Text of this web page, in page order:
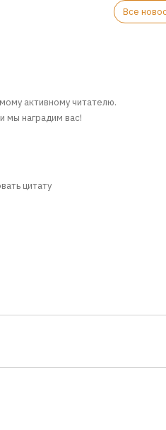
Все
активному читателю.
мы наградим вас!
цитату